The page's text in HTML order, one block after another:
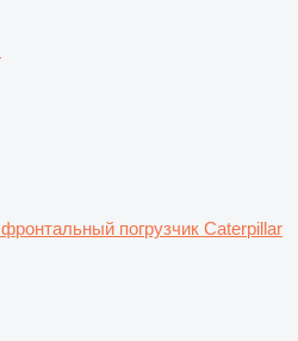
фронтальный погрузчик Caterpillar